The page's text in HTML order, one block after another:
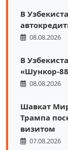
В
08.08.2026
В
«Шункор-
08.08.2026
Шавкат
Трампа
визитом
07.08.2026